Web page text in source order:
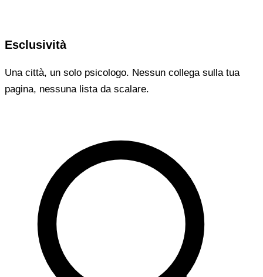
Esclusività
Una città, un solo psicologo. Nessun collega sulla tua
pagina, nessuna lista da scalare.